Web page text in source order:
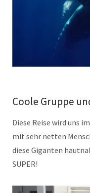
Coole Gruppe
Diese Reise wird uns
mit sehr netten
diese Giganten
SUPER!